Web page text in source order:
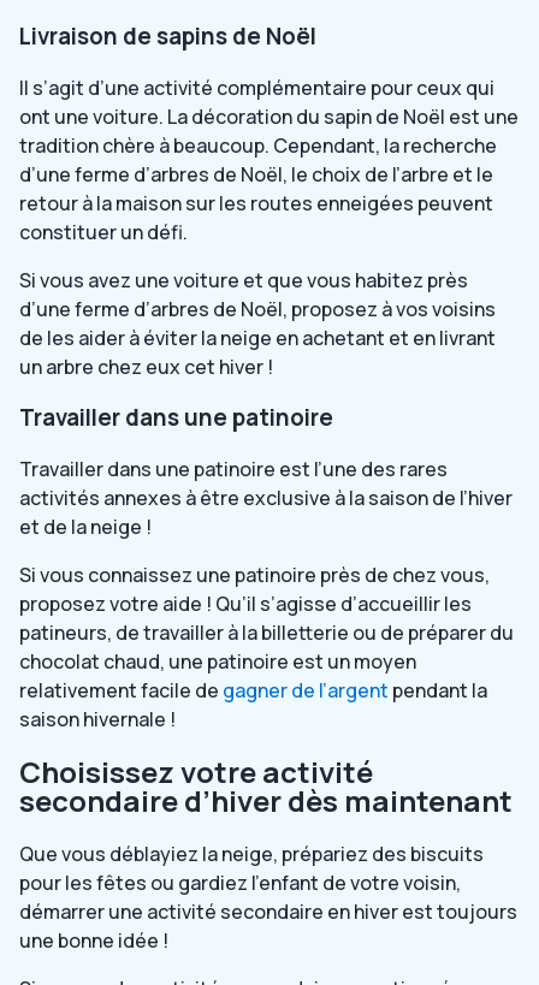
Livraison de sapins de Noël
Il s’agit d’une activité complémentaire pour ceux qui
ont une voiture. La décoration du sapin de Noël est une
tradition chère à beaucoup. Cependant, la recherche
d’une ferme d’arbres de Noël, le choix de l’arbre et le
retour à la maison sur les routes enneigées peuvent
constituer un défi.
Si vous avez une voiture et que vous habitez près
d’une ferme d’arbres de Noël, proposez à vos voisins
de les aider à éviter la neige en achetant et en livrant
un arbre chez eux cet hiver !
Travailler dans une patinoire
Travailler dans une patinoire est l’une des rares
activités annexes à être exclusive à la saison de l’hiver
et de la neige !
Si vous connaissez une patinoire près de chez vous,
proposez votre aide ! Qu’il s’agisse d’accueillir les
patineurs, de travailler à la billetterie ou de préparer du
chocolat chaud, une patinoire est un moyen
relativement facile de gagner de l’argent pendant la
saison hivernale !
Choisissez votre activité
secondaire d’hiver dès maintenant
Que vous déblayiez la neige, prépariez des biscuits
pour les fêtes ou gardiez l’enfant de votre voisin,
démarrer une activité secondaire en hiver est toujours
une bonne idée !